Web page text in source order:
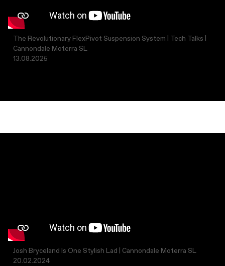
The Revolutionary FlexPivot Suspension System | Tech Talks |
Cannondale Moterra SL
13.08.2025
Josh Bryceland Is One Stylish Lad | Cannondale Moterra SL
20.02.2024